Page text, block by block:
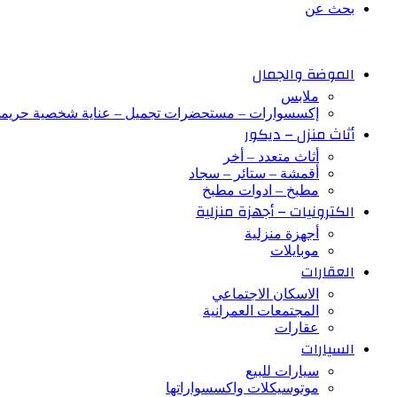
بحث عن
الموضة والجمال
ملابس
إكسسوارات – مستحضرات تجميل – عناية شخصية
أثاث منزل – ديكور
أثاث متعدد – أخر
أقمشة – ستائر – سجاد
مطبخ – ادوات مطبخ
الكترونيات – أجهزة منزلية
أجهزة منزلية
موبايلات
العقارات
الاسكان الاجتماعي
المجتمعات العمرانية
عقارات
السيارات
سيارات للبيع
موتوسيكلات واكسسواراتها